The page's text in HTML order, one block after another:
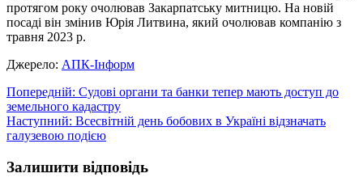
протягом року очолював Закарпатську митницю. На новій
посаді він змінив Юрія Литвина, який очолював компанію з
травня 2023 р.
Джерело: АПК-Інформ
Навігація
записів
Попередній: Судові органи та банки тепер мають доступ до
земельного кадастру
Наступний: Всесвітній день бобових в Україні відзначать
галузевою подією
Залишити відповідь